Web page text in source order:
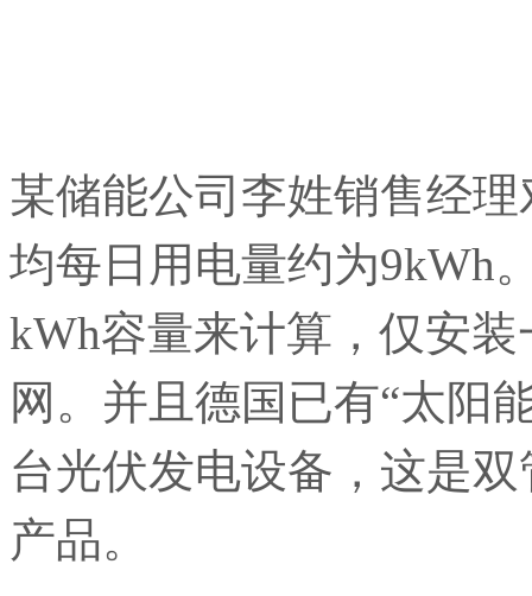
某储能公司李姓销售经
均每日用电量约为9kWh
kWh容量来计算，仅安
网。并且德国已有“太阳
台光伏发电设备，这是
产品。